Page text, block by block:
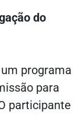
do
programa
para
participante